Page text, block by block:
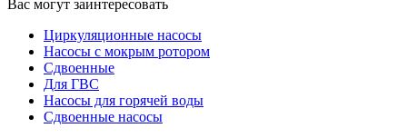
Вас могут заинтересовать
Циркуляционные насосы
Насосы с мокрым ротором
Сдвоенные
Для ГВС
Насосы для горячей воды
Сдвоенные насосы